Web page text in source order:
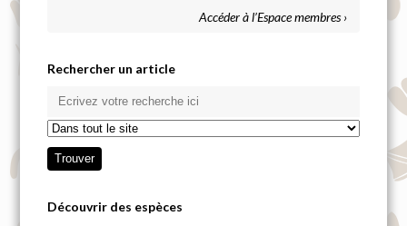
Accéder à l’Espace membres ›
Rechercher un article
Découvrir des espèces